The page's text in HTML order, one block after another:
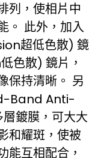
列，使相片中
。 此外，加入
超低色散) 鏡
色散) 鏡片，
保持清晰。 另
Band Anti-
鍍膜，可大大
和耀斑，使被
能互相配合，